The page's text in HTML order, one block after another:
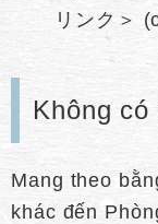
リンク＞
Không
Mang theo
khác đến